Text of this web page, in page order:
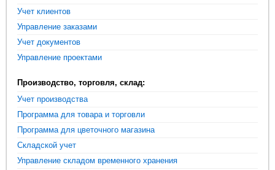
Учет клиентов
Управление заказами
Учет документов
Управление проектами
Производство, торговля, склад:
Учет производства
Программа для товара и торговли
Программа для цветочного магазина
Складской учет
Управление складом временного хранения